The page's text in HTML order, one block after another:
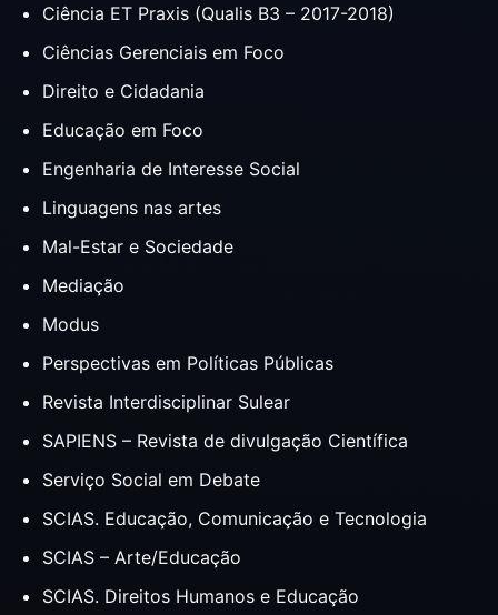
Ciência ET Praxis (Qualis B3 – 2017-2018)
Ciências Gerenciais em Foco
Direito e Cidadania
Educação em Foco
Engenharia de Interesse Social
Linguagens nas artes
Mal-Estar e Sociedade
Mediação
Modus
Perspectivas em Políticas Públicas
Revista Interdisciplinar Sulear
SAPIENS – Revista de divulgação Científica
Serviço Social em Debate
SCIAS. Educação, Comunicação e Tecnologia
SCIAS – Arte/Educação
SCIAS. Direitos Humanos e Educação